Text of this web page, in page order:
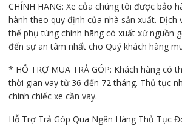
CHÍNH HÃNG: Xe của chúng tôi được bảo
hành theo quy định của nhà sản xuất. Dịch
thế phụ tùng chính hãng có xuất xứ nguồn
đến sự an tâm nhất cho Quý khách hàng
* HỖ TRỢ MUA TRẢ GÓP: Khách hàng có
thời gian vay từ 36 đến 72 tháng. Thủ tục
chính chiếc xe cần vay.
Hỗ Trợ Trả Góp Qua Ngân Hàng Thủ Tục